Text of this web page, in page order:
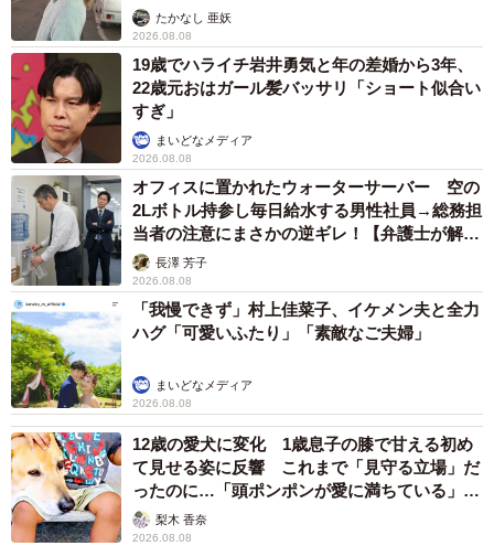
「また、お会いましょう」。閉店後も役者に専念していく佐藤蛾次郎＝
東京・銀座の「Pabu 蛾次ママ」
ストに取材】
たかなし 亜妖
2026.08.08
19歳でハライチ岩井勇気と年の差婚から3年、
22歳元おはガール髪バッサリ「ショート似合い
すぎ」
まいどなメディア
2026.08.08
オフィスに置かれたウォーターサーバー 空の
2Lボトル持参し毎日給水する男性社員→総務担
当者の注意にまさかの逆ギレ！【弁護士が解
説】長澤 芳子
2026.08.08
「我慢できず」村上佳菜子、イケメン夫と全力
ハグ「可愛いふたり」「素敵なご夫婦」
まいどなメディア
2026.08.08
12歳の愛犬に変化 1歳息子の膝で甘える初め
て見せる姿に反響 これまで「見守る立場」だ
ったのに…「頭ポンポンが愛に満ちている」
「尊…」
梨木 香奈
2026.08.08